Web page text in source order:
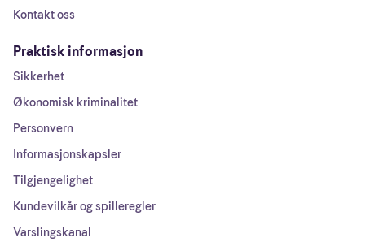
Kontakt oss
Praktisk informasjon
Sikkerhet
Økonomisk kriminalitet
Personvern
Informasjonskapsler
Tilgjengelighet
Kundevilkår og spilleregler
Varslingskanal